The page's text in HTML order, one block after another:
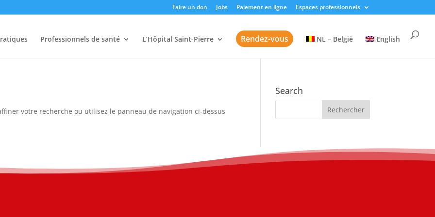
Faire un don Jobs Paiement en ligne Espaces professionnels
Professionnels de santé L’Hôpital Saint-Pierre Rendez-vous NL – België English
votre recherche ou utilisez le panneau de navigation ci-dessus
Search